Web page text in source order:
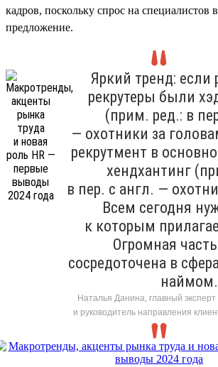
кадров, поскольку спрос на специалистов
предложение.
Яркий тренд: если
рекрутеры были
(прим. ред.: в
— охотники за
рекрутмент в
хендхантинг
в пер. с англ. —
Всем сегодня
к которым
Огромная
сосредоточена в
наймом.
Наталья Данина, главный
и руководитель направления